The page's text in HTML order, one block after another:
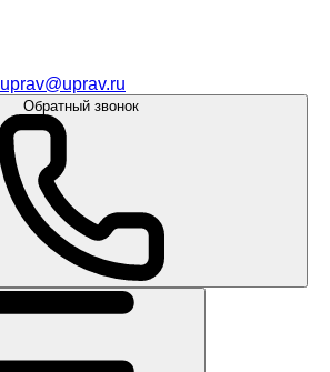
uprav@uprav.ru
Обратный звонок